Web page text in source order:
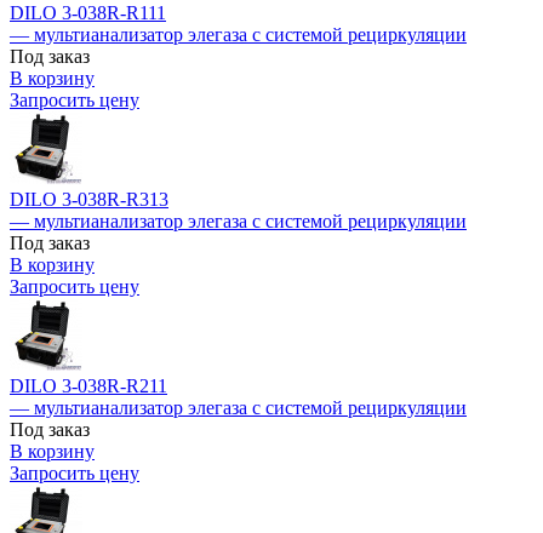
DILO 3-038R-R111
— мультианализатор элегаза с системой рециркуляции
Под заказ
В корзину
Запросить цену
DILO 3-038R-R313
— мультианализатор элегаза с системой рециркуляции
Под заказ
В корзину
Запросить цену
DILO 3-038R-R211
— мультианализатор элегаза с системой рециркуляции
Под заказ
В корзину
Запросить цену